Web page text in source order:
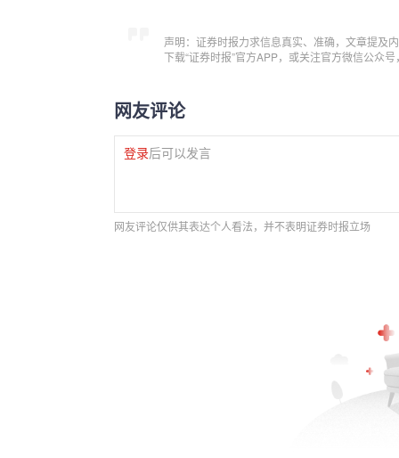
声明：证券时报力求信息真实、准确，文章提及
下载“证券时报”官方APP，或关注官方微信公众
网友评论
登录后可以发言
网友评论仅供其表达个人看法，并不表明证券时报立场